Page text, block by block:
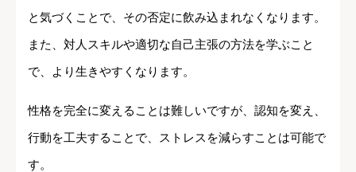
と気づくことで、その否定に飲み込まれなくなります。
また、対人スキルや適切な自己主張の方法を学ぶこと
で、より生きやすくなります。
性格を完全に変えることは難しいですが、認知を変え、
行動を工夫することで、ストレスを減らすことは可能で
す。